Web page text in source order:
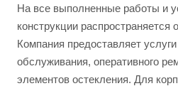
На все выполненные работы и
конструкции распространяется
Компания предоставляет услуги
обслуживания, оперативного
элементов остекления. Для